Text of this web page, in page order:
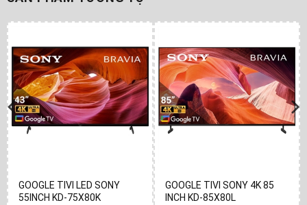
GOOGLE TIVI LED SONY
55INCH KD-75X80K
GOOGLE TIVI SONY 4K 85
INCH KD-85X80L